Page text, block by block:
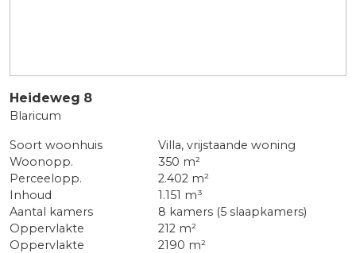
Heideweg 8
Blaricum
Soort woonhuis
Villa, vrijstaande woning
Woonopp.
350 m²
Perceelopp.
2.402 m²
Inhoud
1.151 m³
Aantal kamers
8 kamers (5 slaapkamers)
Oppervlakte
212 m²
Oppervlakte
2190 m²